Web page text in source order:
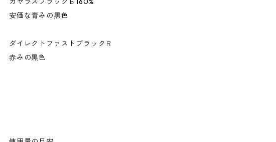
安価な青みの黒色
ダイレクトファストブラックＲ
赤みの黒色